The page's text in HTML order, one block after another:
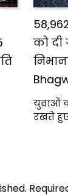
को दी
युवाओं
रखते